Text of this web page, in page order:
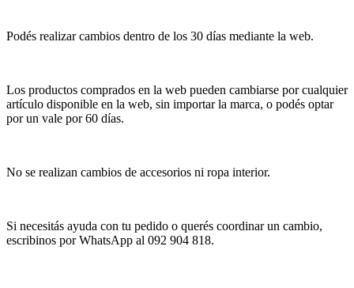
Podés realizar cambios dentro de los 30 días mediante la web.
Los productos comprados en la web pueden cambiarse por cualquier
artículo disponible en la web, sin importar la marca, o podés optar
por un vale por 60 días.
No se realizan cambios de accesorios ni ropa interior.
Si necesitás ayuda con tu pedido o querés coordinar un cambio,
escribinos por WhatsApp al 092 904 818.